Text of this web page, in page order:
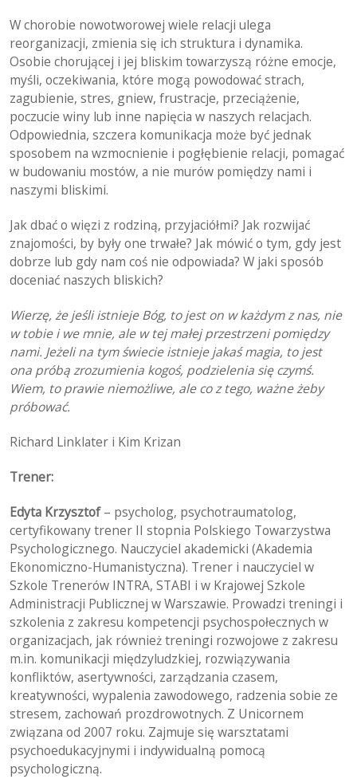
W chorobie nowotworowej wiele relacji ulega
reorganizacji, zmienia się ich struktura i dynamika.
Osobie chorującej i jej bliskim towarzyszą różne emocje,
myśli, oczekiwania, które mogą powodować strach,
zagubienie, stres, gniew, frustracje, przeciążenie,
poczucie winy lub inne napięcia w naszych relacjach.
Odpowiednia, szczera komunikacja może być jednak
sposobem na wzmocnienie i pogłębienie relacji, pomagać
w budowaniu mostów, a nie murów pomiędzy nami i
naszymi bliskimi.
Jak dbać o więzi z rodziną, przyjaciółmi? Jak rozwijać
znajomości, by były one trwałe? Jak mówić o tym, gdy jest
dobrze lub gdy nam coś nie odpowiada? W jaki sposób
doceniać naszych bliskich?
Wierzę, że jeśli istnieje Bóg, to jest on w każdym z nas, nie
w tobie i we mnie, ale w tej małej przestrzeni pomiędzy
nami. Jeżeli na tym świecie istnieje jakaś magia, to jest
ona próbą zrozumienia kogoś, podzielenia się czymś.
Wiem, to prawie niemożliwe, ale co z tego, ważne żeby
próbować.
Richard Linklater i Kim Krizan
Trener:
Edyta Krzysztof– psycholog, psychotraumatolog,
certyfikowany trener II stopnia Polskiego Towarzystwa
Psychologicznego. Nauczyciel akademicki (Akademia
Ekonomiczno-Humanistyczna). Trener i nauczyciel w
Szkole Trenerów INTRA, STABI i w Krajowej Szkole
Administracji Publicznej w Warszawie. Prowadzi treningi i
szkolenia z zakresu kompetencji psychospołecznych w
organizacjach, jak również treningi rozwojowe z zakresu
m.in. komunikacji międzyludzkiej, rozwiązywania
konfliktów, asertywności, zarządzania czasem,
kreatywności, wypalenia zawodowego, radzenia sobie ze
stresem, zachowań prozdrowotnych. Z Unicornem
związana od 2007 roku. Zajmuje się warsztatami
psychoedukacyjnymi i indywidualną pomocą
psychologiczną.